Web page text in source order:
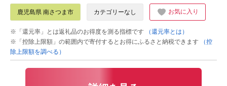
鹿児島県 南さつま市 カテゴリーなし お気に入り
※「還元率」とは返礼品のお得度を測る指標です
（還元率とは）
※「控除上限額」の範囲内で寄付するとお得にふるさと納税できます
（控
除上限額を調べる）